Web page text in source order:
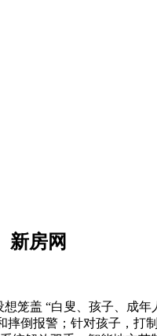
新房网
盖 “白叟、孩子、成年
摔倒报警；针对孩子，